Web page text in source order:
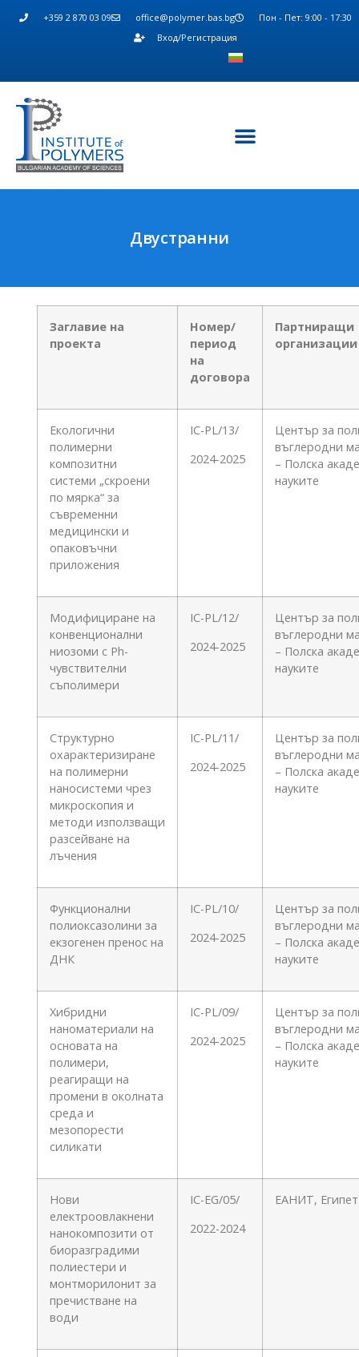
+359 2 870 03 09 office@polymer.bas.bg
Пон - Пет: 9:00 - 17:30
Вход/Регистрация
Двустранни
Заглавие на
проекта
Номер/
период
на
договора
Партниращи
организации
Екологични
полимерни
композитни
системи „скроени
по мярка“ за
съвременни
медицински и
опаковъчни
приложения
IC-PL/13/
2024-2025
Център за
въглеродни
– Полска
науките
Модифициране на
конвенционални
ниозоми с Рh-
чувствителни
съполимери
IC-PL/12/
2024-2025
Център за
въглеродни
– Полска
науките
Структурно
охарактеризиране
на полимерни
наносистеми чрез
микроскопия и
методи използващи
разсейване на
лъчения
IC-PL/11/
2024-2025
Център за
въглеродни
– Полска
науките
Функционални
полиоксазолини за
екзогенен пренос на
ДНК
IC-PL/10/
2024-2025
Център за
въглеродни
– Полска
науките
Хибридни
наноматериали на
основата на
полимери,
реагиращи на
промени в околната
среда и
мезопорести
силикати
IC-PL/09/
2024-2025
Център за
въглеродни
– Полска
науките
Нови
електроовлакнени
нанокомпозити от
биоразградими
полиестери и
монтморилонит за
пречистване на
води
IC-EG/05/
2022-2024
ЕАНИТ, Египет